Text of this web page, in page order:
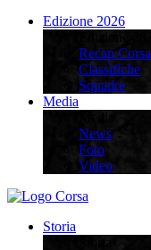
Edizione 2026
Recap Corsa
Classifiche
Squadre
Media
News
Foto
Video
Storia